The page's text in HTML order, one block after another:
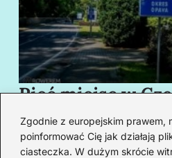
Zgodnie z europejskim prawem,
poinformować Cię jak działają
ciasteczka. W dużym skrócie
Pięć miejsc w
granicy, które
swoim urokiem